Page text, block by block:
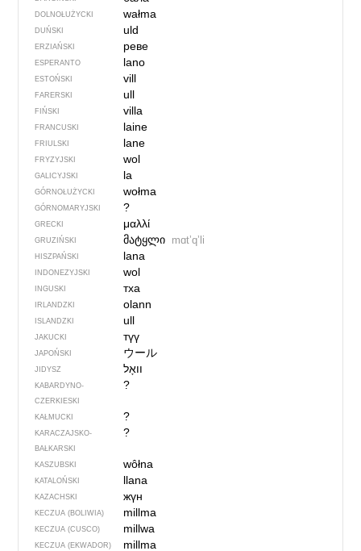
DOLNOŁUŻYCKI wałma
DUŃSKI uld
ERZIAŃSKI реве
ESPERANTO lano
ESTOŃSKI vill
FARERSKI ull
FIŃSKI villa
FRANCUSKI laine
FRIULSKI lane
FRYZYJSKI wol
GALICYJSKI la
GÓRNOŁUŻYCKI wołma
GÓRNOMARYJSKI ?
GRECKI μαλλί
GRUZIŃSKI მატყლი mɑtʼqʼli
HISZPAŃSKI lana
INDONEZYJSKI wol
INGUSKI тха
IRLANDZKI olann
ISLANDZKI ull
JAKUCKI түү
JAPOŃSKI ウール
JIDYSZ
KABARDYNO-
CZERKIESKI
?
KAŁMUCKI ?
KARACZAJSKO-
BAŁKARSKI
?
KASZUBSKI wôłna
KATALOŃSKI llana
KAZACHSKI жүн
KECZUA (BOLIWIA) millma
KECZUA (CUSCO) millwa
KECZUA (EKWADOR) millma